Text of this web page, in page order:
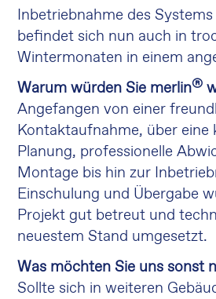
Inbetriebnahme des
befindet sich nun auch in
Wintermonaten in einem
Warum würden Sie merlin®
Angefangen von einer
Kontaktaufnahme, über eine
Planung, professionelle
Montage bis hin zur
Einschulung und Übergabe
Projekt gut betreut und
neuestem Stand umgesetzt.
Was möchten Sie uns sonst
Sollte sich in weiteren